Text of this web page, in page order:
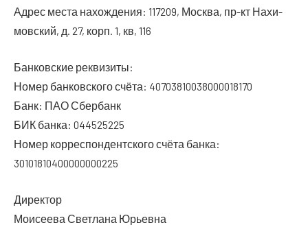
Адрес места нахож­де­ния: 117209, Москва, пр-кт Нахи­
мов­ский, д. 27, корп. 1, кв, 116
Бан­ков­ские реквизиты:
Номер бан­ков­ско­го счё­та: 40703810038000018170
Банк: ПАО Сбербанк
БИК бан­ка: 044525225
Номер кор­ре­спон­дент­ско­го счё­та бан­ка:
30101810400000000225
Дирек­тор
Мои­се­е­ва Свет­ла­на Юрьевна